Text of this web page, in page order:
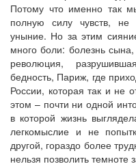
Потому что именно так
полную силу чувств, не
уныние. Но за этим
много боли: болезнь
революция,
бедность, Париж, где
России, которая так и не
этом – почти ни одной
в которой жизнь
легкомыслие и не
другой, гораздо более
нельзя позволить темноте